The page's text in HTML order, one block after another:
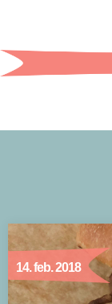
14. feb. 2018